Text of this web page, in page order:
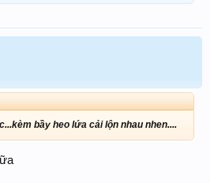
bầy heo lứa cải lộn nhau nhen....